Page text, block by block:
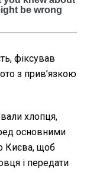
фіксував
з прив’язкою
хлопця,
основними
Києва, щоб
і передати